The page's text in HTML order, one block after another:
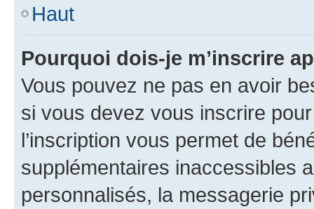
Haut
Pourquoi dois-je m’inscrire
Vous pouvez ne pas en avoir
si vous devez vous inscrire
l’inscription vous permet de
supplémentaires inaccessibles
personnalisés, la messagerie